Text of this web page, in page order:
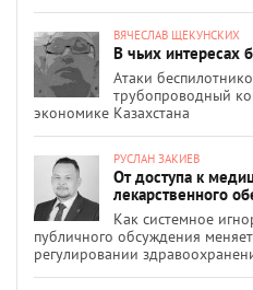
ВЯЧЕСЛАВ ЩЕКУНСКИХ
В чьих интересах
Атаки
трубопроводный
экономике Казахстана
РУСЛАН ЗАКИЕВ
От доступа к
лекарственного
Как системное
публичного обсуждения
регулировании